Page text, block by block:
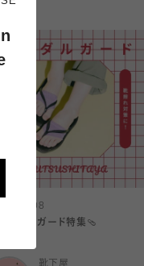
ンダルガード特集🩴